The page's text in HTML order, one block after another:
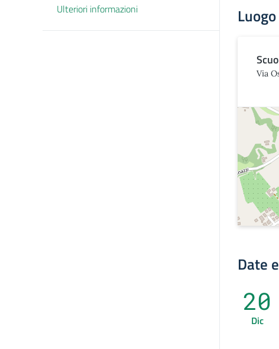
Ulteriori informazioni
Luogo
Via
Date
20
Dic